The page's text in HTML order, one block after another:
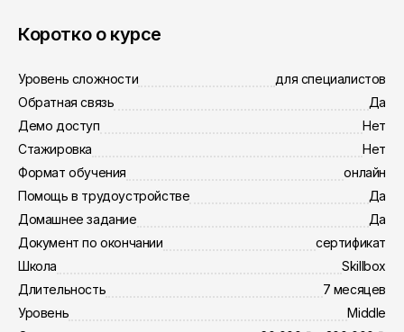
Коротко о курсе
Уровень сложности
для специалистов
Обратная связь
Да
Демо доступ
Нет
Стажировка
Нет
Формат обучения
онлайн
Помощь в трудоустройстве
Да
Домашнее задание
Да
Документ по окончании
сертификат
Школа
Skillbox
Длительность
7 месяцев
Уровень
Middle